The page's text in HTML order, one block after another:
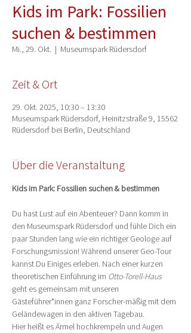
Kids im Park: Fossilien
suchen & bestimmen
Mi., 29. Okt.
  |
Museumspark Rüdersdorf
Zeit & Ort
29. Okt. 2025, 10:30 – 13:30
Museumspark Rüdersdorf, Heinitzstraße 9, 15562
Rüdersdorf bei Berlin, Deutschland
Über die Veranstaltung
Kids im Park: Fossilien suchen & bestimmen
Du hast Lust auf ein Abenteuer? Dann komm in
den Museumspark Rüdersdorf und fühle Dich ein
paar Stunden lang wie ein richtiger Geologe auf
Forschungsmission! Während unserer Geo-Tour
kannst Du Einiges erleben. Nach einer kurzen
theoretischen Einführung im Otto-Torell-Haus
geht es gemeinsam mit unseren
Gästeführer*innen ganz Forscher-mäßig mit dem
Geländewagen in den aktiven Tagebau.
Hier heißt es Ärmel hochkrempeln und Augen